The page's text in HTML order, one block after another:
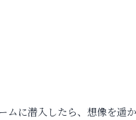
に潜入したら、想像を遥